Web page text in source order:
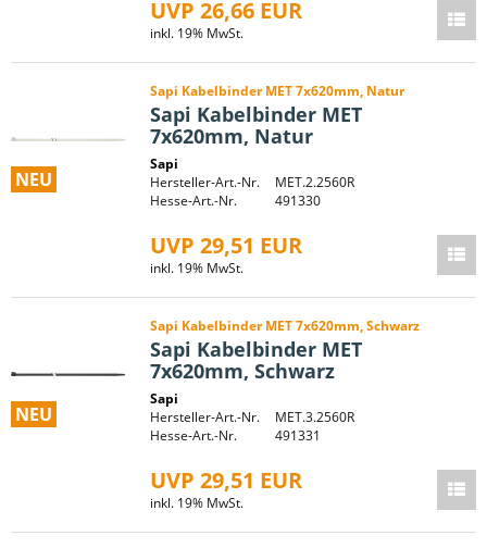
UVP 26,66 EUR
inkl. 19% MwSt.
NEU
Sapi Kabelbinder MET 7x620mm, Natur
Sapi Kabelbinder MET
7x620mm, Natur
Sapi
Hersteller-Art.-Nr.
MET.2.2560R
Hesse-Art.-Nr.
491330
UVP 29,51 EUR
inkl. 19% MwSt.
NEU
Sapi Kabelbinder MET 7x620mm, Schwarz
Sapi Kabelbinder MET
7x620mm, Schwarz
Sapi
Hersteller-Art.-Nr.
MET.3.2560R
Hesse-Art.-Nr.
491331
UVP 29,51 EUR
inkl. 19% MwSt.